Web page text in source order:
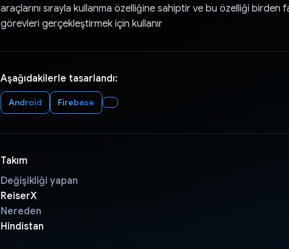
araçlarını sırayla kullanma özelliğine sahiptir ve bu özelliği birden
görevleri gerçekleştirmek için kullanır
Aşağıdakilerle tasarlandı:
Android Firebase
Takım
Değişikliği yapan
ReiserX
Nereden
Hindistan